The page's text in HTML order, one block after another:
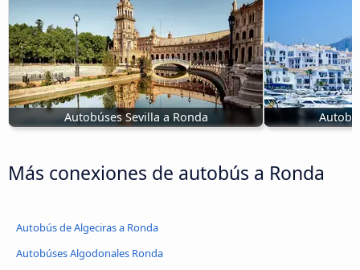
Autobúses Sevilla a Ronda
Más conexiones de autobús a Ronda
Autobús de Algeciras a Ronda
Autobúses Algodonales Ronda